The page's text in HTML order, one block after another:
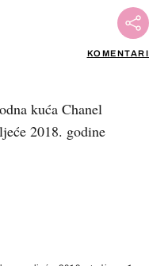
KOMENTARI
kuća Chanel
2018. godine